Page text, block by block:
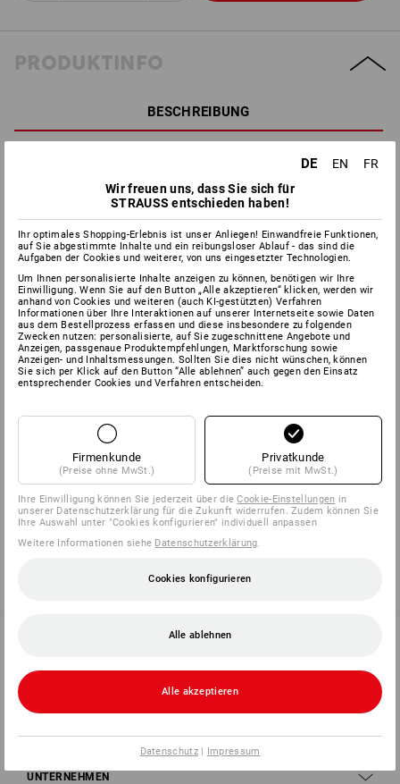
PRODUKTINFO
BESCHREIBUNG
Naturkautschukklebemasse. Zusätzlich mit sehr hoher
Reißfestigkeit sowie gleichmäßigem und leisen Abrollverhalten.
Anwendungen:Problemlose manuelle und maschinelle
Verarbeitung, universell einsetzbar für den Verschluss von
mittelschweren bis schweren Versandschachteln, Paketen etc.
Breite:50 mm
Länge:66 m
Achtung:unsere Anwendungsempfehlungen basieren auf
Erfahrungen der Praxis. Da die Anwendungsbedingungen immer
wieder unterschiedlich sind, empfehlen wir, die Eignung des
Herstellerinformation:tesa SE | Hugo-Kirchberg-Straße 1 | DE
22848 Norderstedt | tesa.Industrieinternetanfragen@tesa.com
SERVICE 0 60 50 / 97 10 12
SERVICE
UNTERNEHMEN
DE EN
FR
Wir freuen uns, dass Sie sich für
STRAUSS entschieden haben!
Ihr optimales Shopping-Erlebnis ist unser Anliegen! Einwandfreie Funktionen,
auf Sie abgestimmte Inhalte und ein reibungsloser Ablauf - das sind die
Aufgaben der Cookies und weiterer, von uns eingesetzter Technologien.
Um Ihnen personalisierte Inhalte anzeigen zu können, benötigen wir Ihre
Einwilligung. Wenn Sie auf den Button „Alle akzeptieren“ klicken, werden wir
anhand von Cookies und weiteren (auch KI-gestützten) Verfahren
Informationen über Ihre Interaktionen auf unserer Internetseite sowie Daten
aus dem Bestellprozess erfassen und diese insbesondere zu folgenden
Zwecken nutzen: personalisierte, auf Sie zugeschnittene Angebote und
Anzeigen, passgenaue Produktempfehlungen, Marktforschung sowie
Anzeigen- und Inhaltsmessungen. Sollten Sie dies nicht wünschen, können
Sie sich per Klick auf den Button “Alle ablehnen” auch gegen den Einsatz
entsprechender Cookies und Verfahren entscheiden.
Firmenkunde
(Preise ohne MwSt.)
Privatkunde
(Preise mit MwSt.)
Ihre Einwilligung können Sie jederzeit über dieCookie-Einstellungen in
unserer Datenschutzerklärung für die Zukunft widerrufen. Zudem können Sie
Ihre Auswahl unter "Cookies konfigurieren" individuell anpassen
Weitere Informationen siehe Datenschutzerklärung
Cookies konfigurieren
Alle ablehnen
Alle akzeptieren
Datenschutz| Impressum